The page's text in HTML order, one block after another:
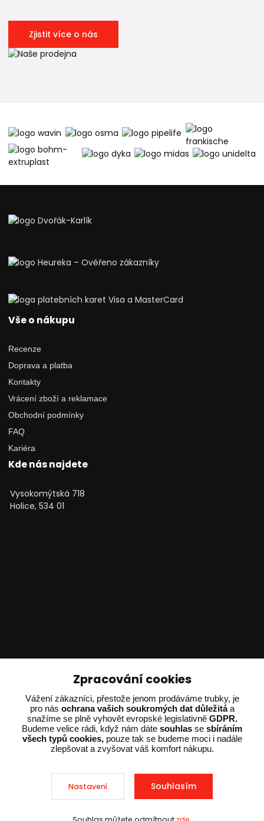
Zjistit více o nás
Vše o nákupu
Recenze
Doprava a platba
Kontakty
Vrácení zboží a reklamace
Obchodní podmínky
FAQ
Kariéra
Kde nás najdete
Vysokomýtská 718
Holice, 534 01
Ing. Adam Dvořák
+420 602 234 254
(Po-Pá 8:00 - 15:00)
potrebujiporadit@dvorak-karlik.cz
2025 © Dvorak-Karlik.cz – Všechna práva vyhrazena. Design od
Zpracování cookies
Vážení zákazníci, přestože jenom prodáváme trubky, je
pro nás ochrana vašich soukromých dat důležitáa
snažíme se plně vyhovět evropské legislativně GDPR.
Budeme velice rádi, když nám dáte souhlas se sbíráním
všech typů cookies,pouze tak se budeme moci i nadále
zlepšovat a zvyšovat váš komfort nákupu.
Nastavení Souhlasím